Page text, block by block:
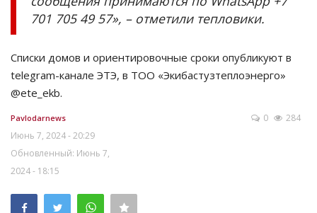
701 705 49 57», – отметили тепловики.
Списки домов и ориентировочные сроки опубликуют в
telegram-канале ЭТЭ, в ТОО «Экибастузтеплоэнерго»
@ete_ekb.
Pavlodarnews
Июнь 7, 2024 - 20:29
Обновленный: Июнь 7,
2024 - 18:15
0 284